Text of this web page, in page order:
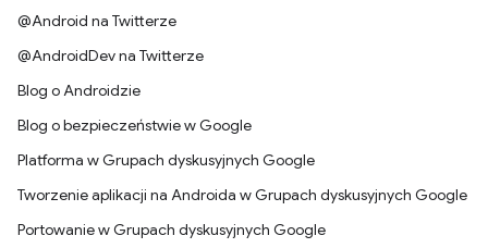
@Android na Twitterze
@AndroidDev na Twitterze
Blog o Androidzie
Blog o bezpieczeństwie w Google
Platforma w Grupach dyskusyjnych Google
Tworzenie aplikacji na Androida w Grupach dyskusyjnych Google
Portowanie w Grupach dyskusyjnych Google